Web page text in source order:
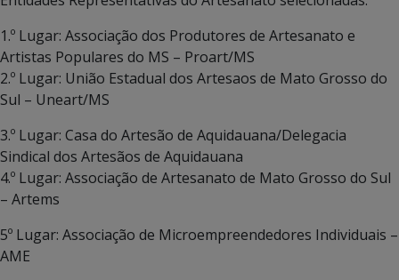
1.º Lugar: Associação dos Produtores de Artesanato e
Artistas Populares do MS – Proart/MS
2.º Lugar: União Estadual dos Artesaos de Mato Grosso do
Sul – Uneart/MS
3.º Lugar: Casa do Artesão de Aquidauana/Delegacia
Sindical dos Artesãos de Aquidauana
4.º Lugar: Associação de Artesanato de Mato Grosso do Sul
– Artems
5º Lugar: Associação de Microempreendedores Individuais –
AME